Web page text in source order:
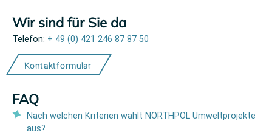
Wir sind für Sie da
Telefon: + 49 (0) 421 246 87 87 50
Kontaktformular
FAQ
Nach welchen Kriterien wählt NORTHPOL Umweltprojekte
aus?